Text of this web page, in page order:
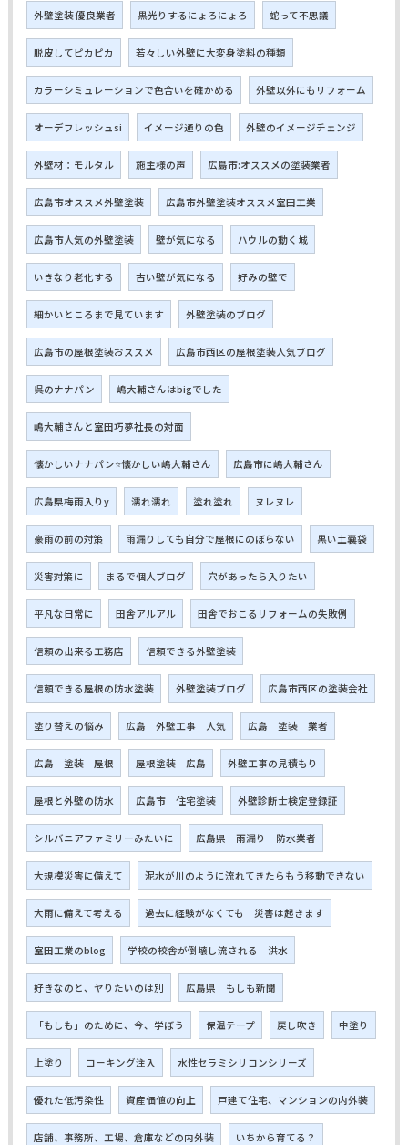
外壁塗装 優良業者 黒光りするにょろにょろ 蛇って不思議
脱皮してピカピカ 若々しい外壁に大変身塗料の種類
カラーシミュレーションで色合いを確かめる 外壁以外にもリフォーム
オーデフレッシュsi イメージ通りの色 外壁のイメージチェンジ
外壁材：モルタル 施主様の声 広島市:オススメの塗装業者
広島市オススメ外壁塗装 広島市外壁塗装オススメ室田工業
広島市人気の外壁塗装 壁が気になる ハウルの動く城
いきなり老化する 古い壁が気になる 好みの壁で
細かいところまで見ています 外壁塗装のブログ
広島市の屋根塗装おススメ 広島市西区の屋根塗装人気ブログ
呉のナナパン 嶋大輔さんはbigでした
嶋大輔さんと室田巧夢社長の対面
懐かしいナナパン⭐懐かしい嶋大輔さん 広島市に嶋大輔さん
広島県梅雨入りy 濡れ濡れ 塗れ塗れ ヌレヌレ
豪雨の前の対策 雨漏りしても自分で屋根にのぼらない 黒い土嚢袋
災害対策に まるで個人ブログ 穴があったら入りたい
平凡な日常に 田舎アルアル 田舎でおこるリフォームの失敗例
信頼の出来る工務店 信頼できる外壁塗装
信頼できる屋根の防水塗装 外壁塗装ブログ 広島市西区の塗装会社
塗り替えの悩み 広島 外壁工事 人気 広島 塗装 業者
広島 塗装 屋根 屋根塗装 広島 外壁工事の見積もり
屋根と外壁の防水 広島市 住宅塗装 外壁診断士検定登録証
シルバニアファミリーみたいに 広島県 雨漏り 防水業者
大規模災害に備えて 泥水が川のように流れてきたらもう移動できない
大雨に備えて考える 過去に経験がなくても 災害は起きます
室田工業のblog 学校の校舎が倒壊し流される 洪水
好きなのと、ヤりたいのは別 広島県 もしも新聞
「もしも」のために、今、学ぼう 保温テープ 戻し吹き 中塗り
上塗り コーキング注入 水性セラミシリコンシリーズ
優れた低汚染性 資産価値の向上 戸建て住宅、マンションの内外装
店舗、事務所、工場、倉庫などの内外装 いちから育てる？